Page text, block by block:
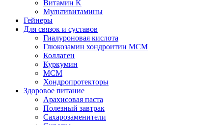
Витамин K
Мультивитамины
Гейнеры
Для связок и суставов
Гиалуроновая кислота
Глюкозамин хондроитин МСМ
Коллаген
Куркумин
МСМ
Хондропротекторы
Здоровое питание
Арахисовая паста
Полезный завтрак
Сахарозаменители